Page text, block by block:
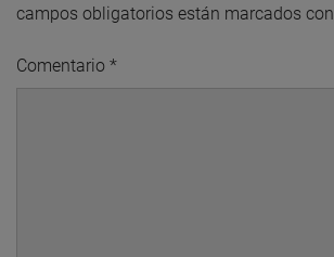
campos obligatorios están marcados con
Comentario *